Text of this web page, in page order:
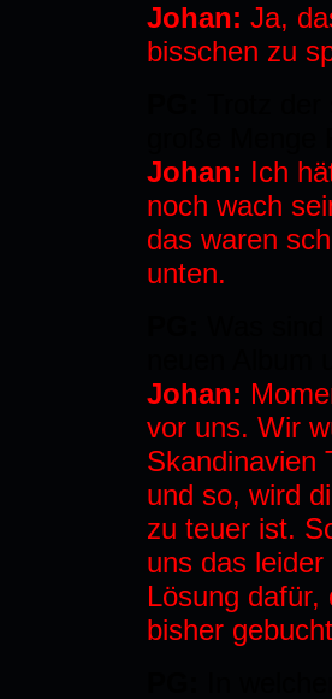
Johan: Ja,
bisschen zu
Johan: Ich
noch wach
das waren
unten.
Johan:
vor uns. Wir
Skandinavien
und so, wird
zu teuer ist.
uns das
Lösung dafür,
bisher